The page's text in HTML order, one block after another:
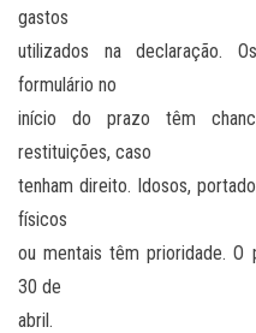
gastos
utilizados na declaração.
formulário no
início do prazo têm
restituições, caso
tenham direito. Idosos,
físicos
ou mentais têm prioridade. O
30 de
abril.